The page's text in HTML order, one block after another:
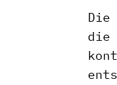
Die
die